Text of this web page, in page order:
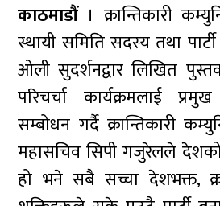
काठमाडौं। क्रान्तिकारी
स्थायी समिति सदस्य तथा
ओली सुदर्शनद्वार लिखित
परिचर्चा कार्यक्रमलाई
सम्बोधन गर्दै क्रान्तिकारी
महासचिव सिपी गजुरेलले देशको
हो भने सबै सच्चा देशभक्त,